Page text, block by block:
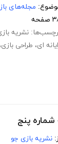
مجله‌های
نشریه
ای، طراحی بازی،
شماره پنج
نشریه بازی جو